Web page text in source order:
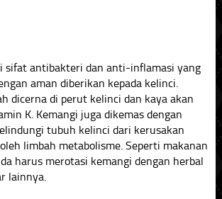
sifat antibakteri dan anti-inflamasi yang
aman diberikan kepada kelinci.
dicerna di perut kelinci dan kaya akan
K. Kemangi juga dikemas dengan
tubuh kelinci dari kerusakan
limbah metabolisme. Seperti makanan
harus merotasi kemangi dengan herbal
lainnya.